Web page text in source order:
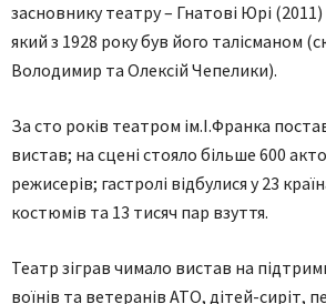
засновнику театру – Гнатові Юрі
який з 1928 року був його талісманом
Володимир та Олексій Чепелики).
За сто років театром ім.І.Франка
вистав; на сцені стояло більше 600
режисерів; гастролі відбулися у 23
костюмів та 13 тисяч пар взуття.
Театр зіграв чимало вистав на
воїнів та ветеранів АТО, дітей-сиріт,